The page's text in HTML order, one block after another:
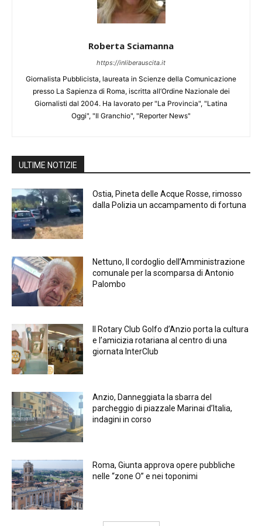
Roberta Sciamanna
https://inliberauscita.it
Giornalista Pubblicista, laureata in Scienze della Comunicazione
presso La Sapienza di Roma, iscritta all’Ordine Nazionale dei
Giornalisti dal 2004. Ha lavorato per "La Provincia", "Latina
Oggi", "Il Granchio", "Reporter News"
ULTIME NOTIZIE
Ostia, Pineta delle Acque Rosse, rimosso
dalla Polizia un accampamento di fortuna
Nettuno, Il cordoglio dell’Amministrazione
comunale per la scomparsa di Antonio
Palombo
Il Rotary Club Golfo d’Anzio porta la cultura
e l’amicizia rotariana al centro di una
giornata InterClub
Anzio, Danneggiata la sbarra del
parcheggio di piazzale Marinai d’Italia,
indagini in corso
Roma, Giunta approva opere pubbliche
nelle “zone O” e nei toponimi